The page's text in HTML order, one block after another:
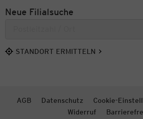
Neue Filialsuche
STANDORT ERMITTELN
AGB Datenschutz Cookie-
Widerruf